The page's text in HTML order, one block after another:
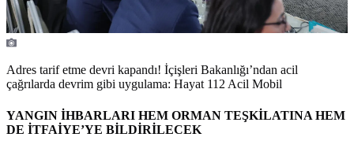
Adres tarif etme devri kapandı! İçişleri Bakanlığı’ndan acil
çağrılarda devrim gibi uygulama: Hayat 112 Acil Mobil
YANGIN İHBARLARI HEM ORMAN TEŞKİLATINA HEM
DE İTFAİYE’YE BİLDİRİLECEK